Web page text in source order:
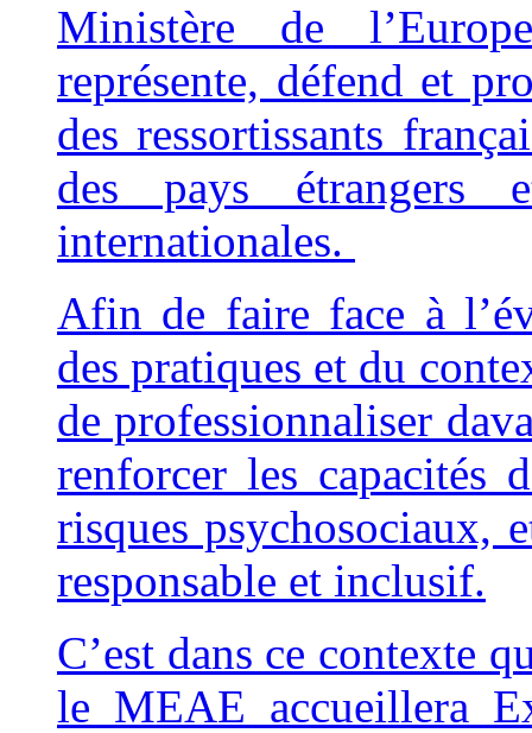
Ministère de
représente, défend et
des ressortissants
des pays étrangers
internationales.
Afin de faire face à
des pratiques et du
de professionnaliser
renforcer les capacités
risques psychosociaux,
responsable et inclusif.
C’est dans ce contexte
le MEAE accueillera